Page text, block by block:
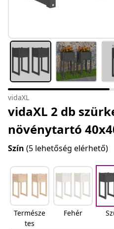
vidaXL
vidaXL 2 db
növénytartó
Szín (5 lehetőség elérhető)
Természe
tes
Fehér